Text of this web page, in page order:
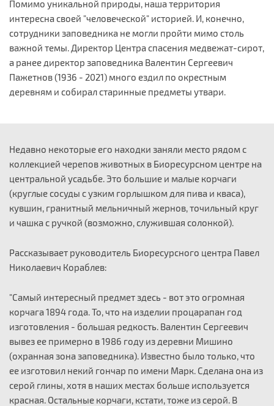
Помимо уникальной природы, наша территория
интересна своей "человеческой" историей. И, конечно,
сотрудники заповедника не могли пройти мимо столь
важной темы. Директор Центра спасения медвежат-сирот,
а ранее директор заповедника Валентин Сергеевич
Пажетнов (1936 - 2021) много ездил по окрестным
деревням и собирал старинные предметы утвари.
Недавно некоторые его находки заняли место рядом с
коллекцией черепов животных в Биоресурсном центре на
центральной усадьбе. Это большие и малые корчаги
(круглые сосуды с узким горлышком для пива и кваса),
кувшин, гранитный мельничный жернов, точильный круг
и чашка с ручкой (возможно, служившая солонкой).
Рассказывает руководитель Биоресурсного центра Павел
Николаевич Кораблев:
"Самый интересный предмет здесь - вот это огромная
корчага 1894 года. То, что на изделии процарапан год
изготовления - большая редкость. Валентин Сергеевич
вывез ее примерно в 1986 году из деревни Мишино
(охранная зона заповедника). Известно было только, что
ее изготовил некий гончар по имени Марк. Сделана она из
серой глины, хотя в наших местах больше используется
красная. Остальные корчаги, кстати, тоже из серой. В